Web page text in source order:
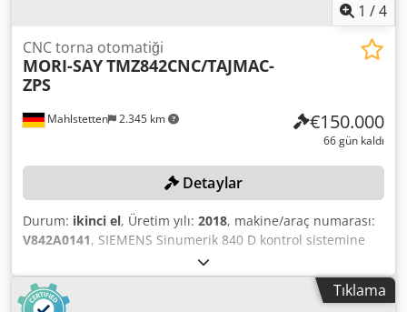
1 /4
Mahlstetten 2.345 km
CNC torna otomatiği
MORI-SAYTMZ842CNC/TAJMAC-
ZPS
€150.000
66 gün kaldı
Detaylar
Durum: ikinci el, Üretim yılı: 2018, makine/araç numarası:
V842A0141, SIEMENS Sinumerik 840 D kontrol sistemine
sahip makine, seri numarası V842A0141, üretim yılı 2018.
Maksimum çubuk çapı 42 mm, maksimum ilerleme
uzunluğu 180 mm. 8 bağımsız tahrikli mil, maksimum mil
Tıklama